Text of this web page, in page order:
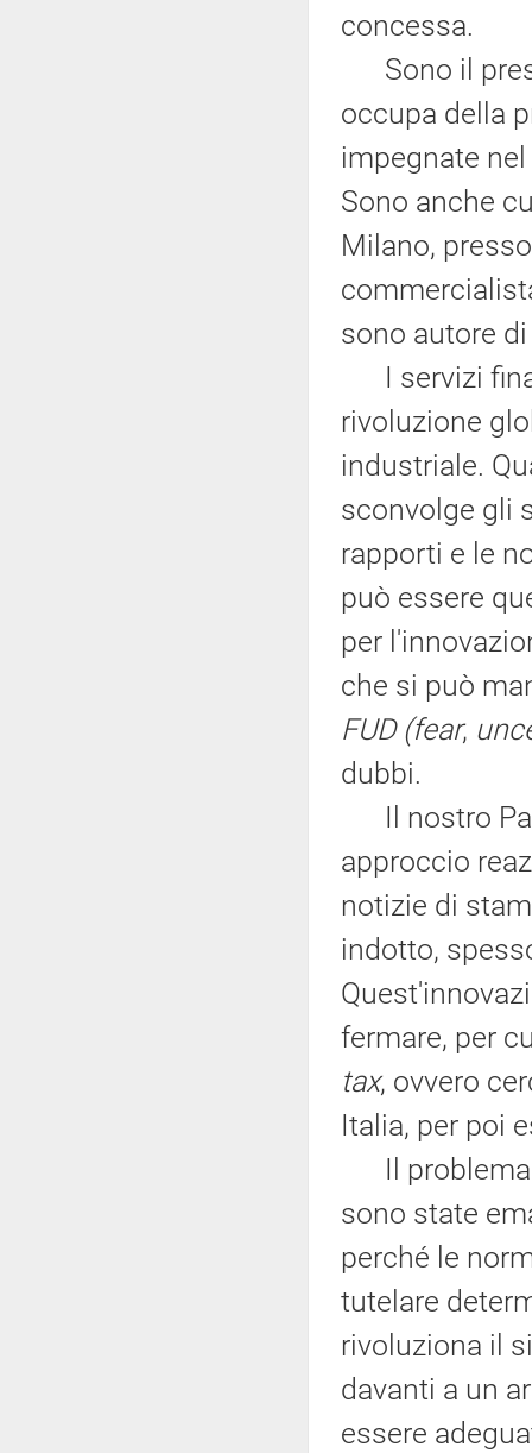
concessa.
Sono il
occupa della
impegnate
Sono anche
Milano,
sono autore
I servizi
rivoluzione
industriale.
sconvolge gli
rapporti e le
può essere
per
che si può
FUD (fear,
dubbi.
Il nostro
approccio
notizie di
indotto,
fermare, per
tax, ovvero
Italia, per poi
Il problema
sono state
perché le
tutelare
rivoluziona il
davanti a un
essere